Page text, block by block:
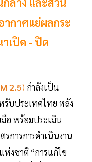
กาศแย่ผลกระ
เปิด - ปิด
2.5) กำลังเป็น
บประเทศไทย หลัง
มือ พร้อมประเมิน
การการดำเนินงาน
งชาติ “การแก้ไข